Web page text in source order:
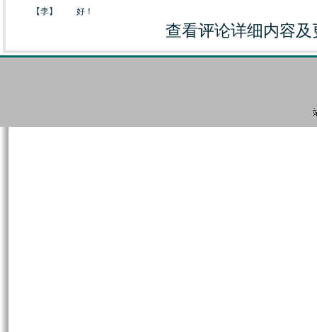
【李】 好！
查看评论详细内容及